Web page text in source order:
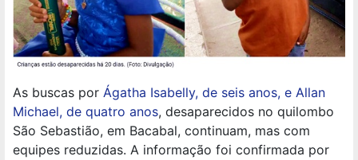
As buscas por Ágatha Isabelly, de seis anos, e Allan
Michael, de quatro anos, desaparecidos no quilombo
São Sebastião, em Bacabal, continuam, mas com
equipes reduzidas. A informação foi confirmada por